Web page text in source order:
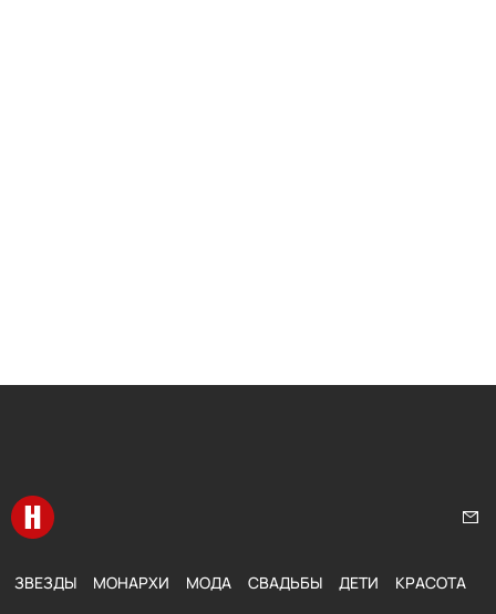
Перейти на главную
ЗВЕЗДЫ МОНАРХИ МОДА СВАДЬБЫ ДЕТИ КРАСОТА